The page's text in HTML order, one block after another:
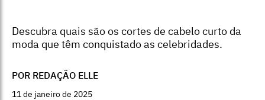
Descubra quais são os cortes de cabelo curto da
moda que têm conquistado as celebridades.
POR REDAÇÃO ELLE
11 de janeiro de 2025